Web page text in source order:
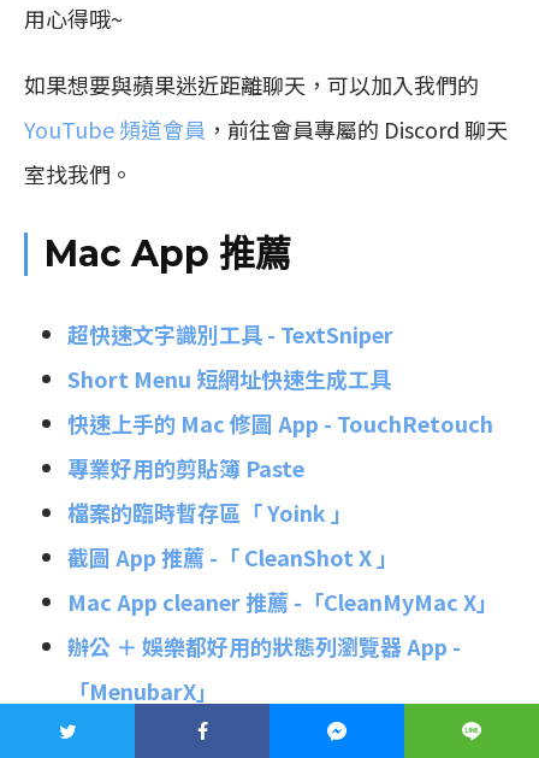
用心得哦~
如果想要與蘋果迷近距離聊天，可以加入我們的
YouTube 頻道會員 ，前往會員專屬的 Discord 聊天
室找我們。
Mac App 推薦
超快速文字識別工具 - TextSniper
Short Menu 短網址快速生成工具
快速上手的 Mac 修圖 App - TouchRetouch
專業好用的剪貼簿 Paste
檔案的臨時暫存區「 Yoink 」
截圖 App 推薦 -「 CleanShot X 」
Mac App cleaner 推薦 -「CleanMyMac X」
辦公 ＋ 娛樂都好用的狀態列瀏覽器 App -
「MenubarX」
Mac 版控制中心「One Switch」 一鍵切換系